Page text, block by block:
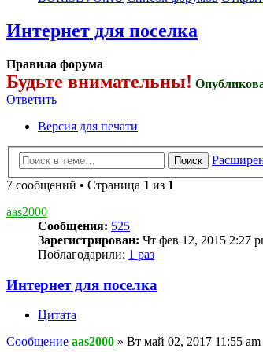
Интернет для поселка
Правила форума
Будьте внимательны!
Ответить
Версия для печати
Поиск
7 сообщений • Страница 1 из 1
aas2000
Сообщения: 525
Зарегистрирован: Чт фев 12, 2015 2:27
Поблагодарили: 1 раз
Интернет для поселка
Цитата
Сообщение aas2000 » Вт май 02, 2017 11:55 am